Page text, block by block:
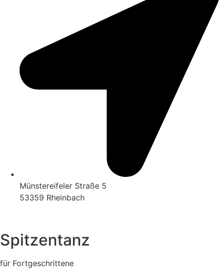
Münstereifeler Straße 5
53359 Rheinbach
Spitzentanz
für Fortgeschrittene